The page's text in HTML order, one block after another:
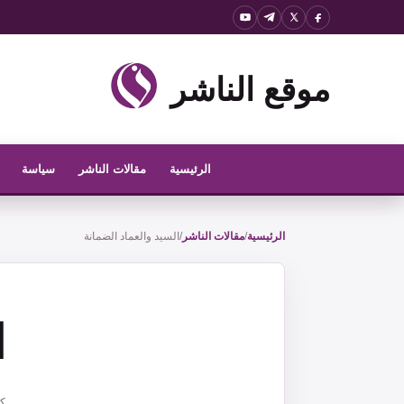
موقع الناشر
الرئيسية مقالات الناشر سياسة
الرئيسية/مقالات الناشر/ السيد والعماد الضمانة